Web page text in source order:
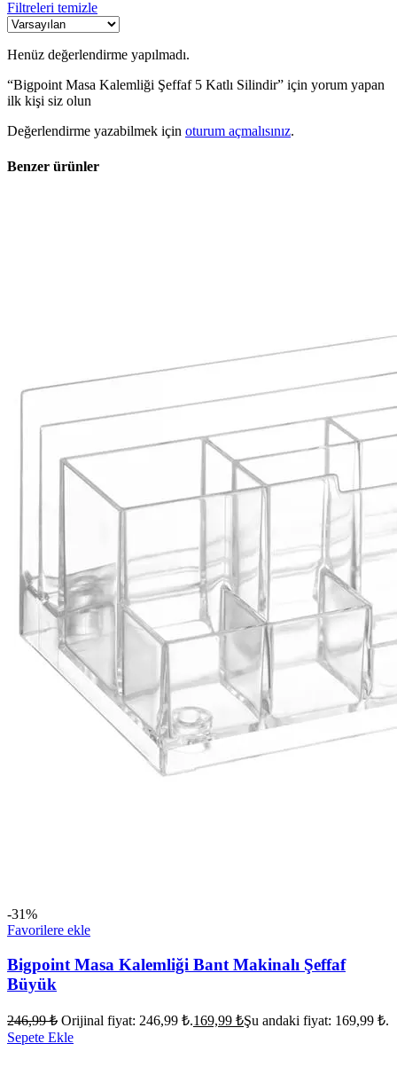
Filtreleri temizle
Henüz değerlendirme yapılmadı.
“Bigpoint Masa Kalemliği Şeffaf 5 Katlı Silindir” için yorum yapan
ilk kişi siz olun
Değerlendirme yazabilmek için oturum açmalısınız.
Benzer ürünler
-31%
Favorilere ekle
Bigpoint Masa Kalemliği Bant Makinalı Şeffaf
Büyük
246,99₺ Orijinal fiyat: 246,99 ₺.169,99 ₺Şu andaki fiyat: 169,99 ₺.
Sepete Ekle